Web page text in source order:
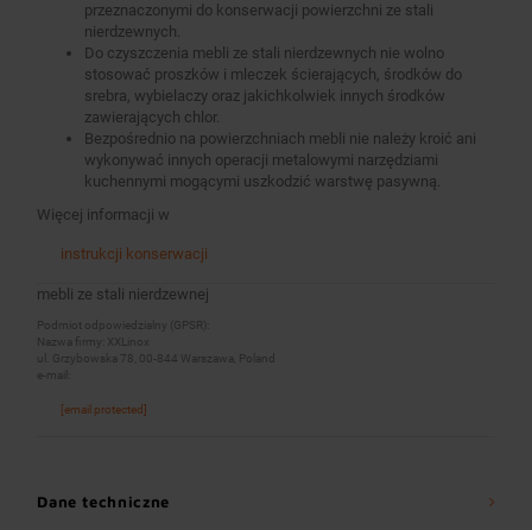
przeznaczonymi do konserwacji powierzchni ze stali
nierdzewnych.
Do czyszczenia mebli ze stali nierdzewnych nie wolno
stosować proszków i mleczek ścierających, środków do
srebra, wybielaczy oraz jakichkolwiek innych środków
zawierających chlor.
Bezpośrednio na powierzchniach mebli nie należy kroić ani
wykonywać innych operacji metalowymi narzędziami
kuchennymi mogącymi uszkodzić warstwę pasywną.
Więcej informacji w
instrukcji konserwacji
mebli ze stali nierdzewnej
Podmiot odpowiedzialny (GPSR):
Nazwa firmy: XXLinox
ul. Grzybowska 78, 00-844 Warszawa, Poland
e-mail:
[email protected]
Dane techniczne